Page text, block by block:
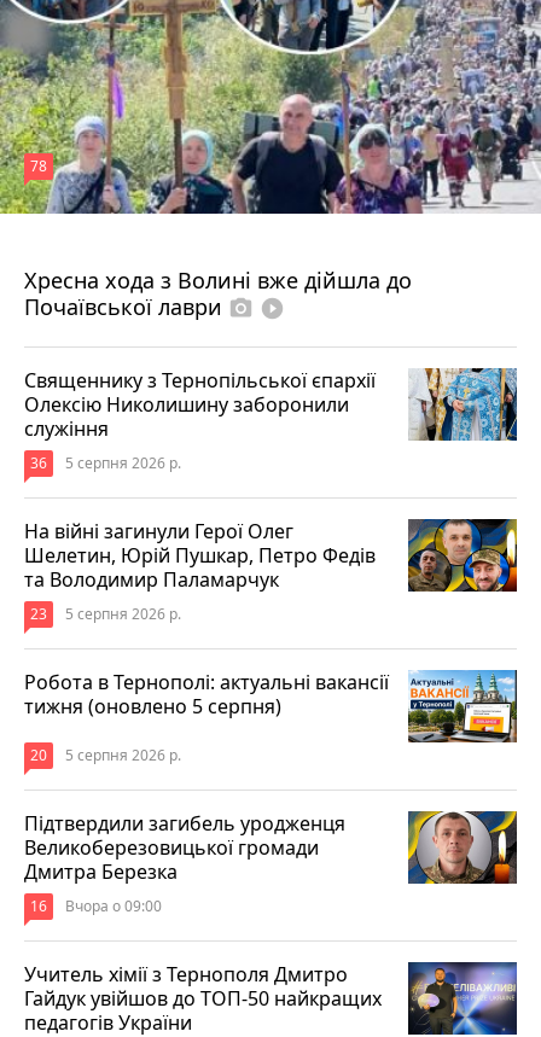
Хресна хода з Волині вже дійшла до
Почаївської лаври photo_camera play_circle_filled
78
Священнику з Тернопільської єпархії
Олексію Николишину заборонили
служіння
36 5 серпня 2026 р.
На війні загинули Герої Олег
Шелетин, Юрій Пушкар, Петро Федів
та Володимир Паламарчук
23 5 серпня 2026 р.
Робота в Тернополі: актуальні вакансії
тижня (оновлено 5 серпня)
20 5 серпня 2026 р.
Підтвердили загибель уродженця
Великоберезовицької громади
Дмитра Березка
16 Вчора о 09:00
Учитель хімії з Тернополя Дмитро
Гайдук увійшов до ТОП-50 найкращих
педагогів України